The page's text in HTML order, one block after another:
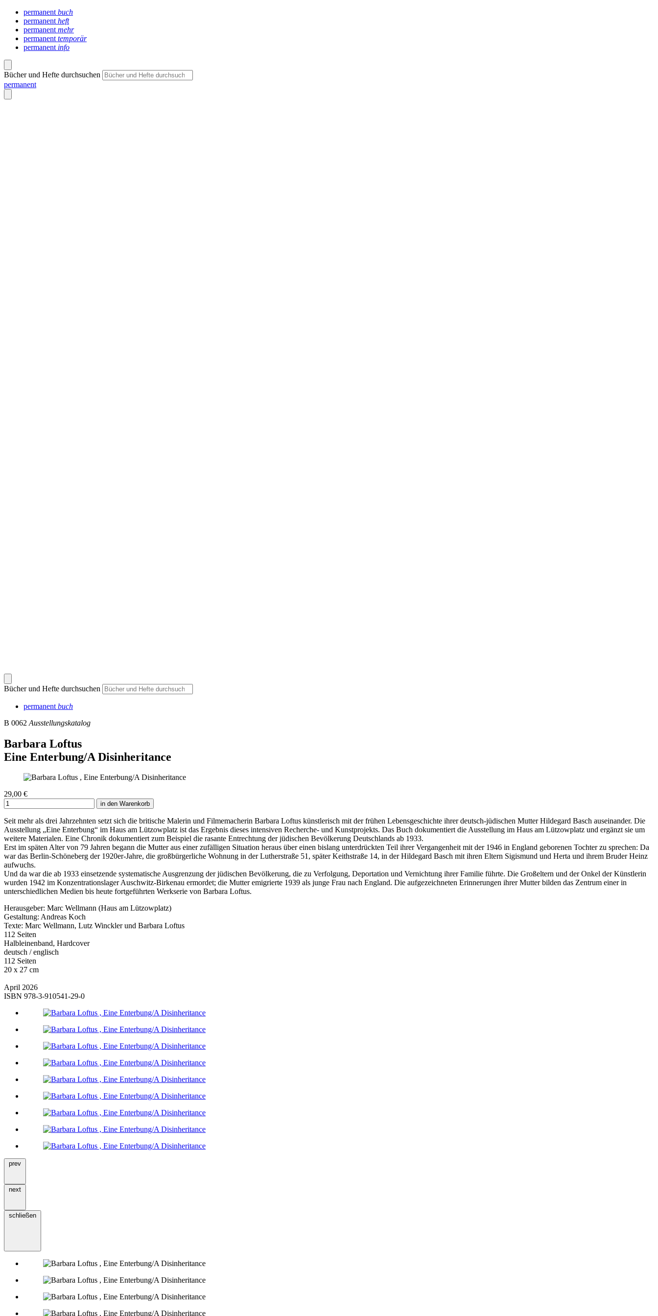
permanent buch
permanent heft
permanent mehr
permanent temporär
permanent info
Bücher und Hefte durchsuchen
permanent
Bücher und Hefte durchsuchen
permanent buch
B 0062 Ausstellungskatalog
Barbara Loftus
Eine Enterbung/A Disinheritance
29,00 €
in den Warenkorb
Seit mehr als drei Jahrzehnten setzt sich die britische Malerin und Filmemacherin Barbara Loftus künstlerisch mit der frühen Lebensgeschichte ihrer deutsch-jüdischen Mutter Hildegard Basch auseinander. Die
Ausstellung „Eine Enterbung“ im Haus am Lützowplatz ist das Ergebnis dieses intensiven Recherche- und Kunstprojekts. Das Buch dokumentiert die Ausstellung im Haus am Lützowplatz und ergänzt sie um
weitere Materialen. Eine Chronik dokumentiert zum Beispiel die rasante Entrechtung der jüdischen Bevölkerung Deutschlands ab 1933.
Erst im späten Alter von 79 Jahren begann die Mutter aus einer zufälligen Situation heraus über einen bislang unterdrückten Teil ihrer Vergangenheit mit der 1946 in England geborenen Tochter zu sprechen: Da
war das Berlin-Schöneberg der 1920er-Jahre, die großbürgerliche Wohnung in der Lutherstraße 51, später Keithstraße 14, in der Hildegard Basch mit ihren Eltern ­Sigismund und Herta und ihrem Bruder Heinz
aufwuchs.
Und da war die ab 1933 einsetzende systematische ­Ausgrenzung der ­jüdischen Bevölkerung, die zu Verfolgung, Deportation und Vernichtung ihrer Familie führte. Die Großeltern und der Onkel der Künstlerin
wurden 1942 im Konzentrationslager Auschwitz-­Birkenau ermordet; die Mutter emigrierte 1939 als junge Frau nach England. Die aufgezeichneten Erinnerungen ihrer Mutter bilden das Zentrum einer in
unterschiedlichen Medien bis heute fortgeführten Werkserie von Barbara Loftus.
Herausgeber: Marc Wellmann (Haus am Lützowplatz)
Gestaltung: Andreas Koch
Texte: Marc Wellmann, Lutz Winckler und Barbara Loftus
112 Seiten
Halbleinenband, Hardcover
deutsch / englisch
112 Seiten
20 x 27 cm
April 2026
ISBN 978-3-910541-29-0
prev
next
schließen